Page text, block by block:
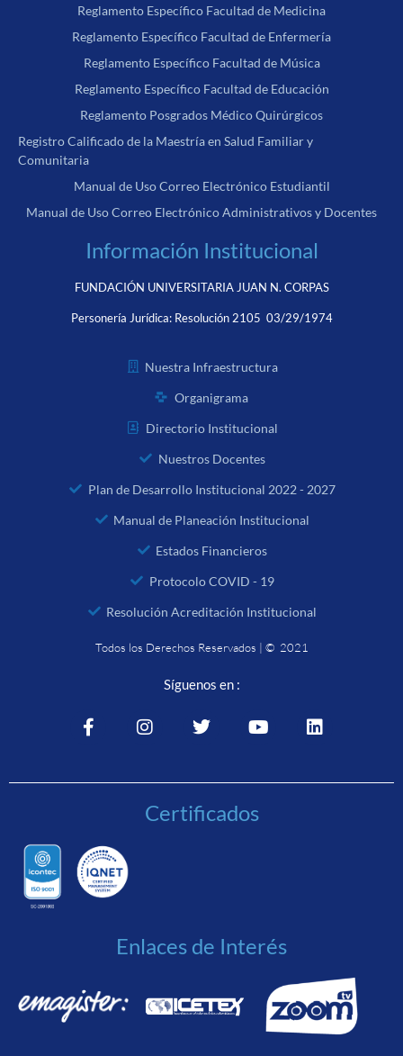
Reglamento Específico Facultad de Medicina
Reglamento Específico Facultad de Enfermería
Reglamento Específico Facultad de Música
Reglamento Específico Facultad de Educación
Reglamento Posgrados Médico Quirúrgicos
Registro Calificado de la Maestría en Salud Familiar y
Comunitaria
Manual de Uso Correo Electrónico Estudiantil
Manual de Uso Correo Electrónico Administrativos y Docentes
Información Institucional
FUNDACIÓN UNIVERSITARIA JUAN N. CORPAS
Personería Jurídica: Resolución 2105 03/29/1974
Nuestra Infraestructura
Organigrama
Directorio Institucional
Nuestros Docentes
Plan de Desarrollo Institucional 2022 - 2027
Manual de Planeación Institucional
Estados Financieros
Protocolo COVID - 19
Resolución Acreditación Institucional
Todos los Derechos Reservados | © 2021
Síguenos en :
Certificados
Enlaces de Interés